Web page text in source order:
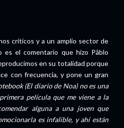
críticos y a un amplio sector de
es el comentario que hizo Pâblo
en su totalidad porque
con frecuencia, y pone un gran
(El diario de Noa) no es una
película que me viene a la
alguna a una joven que
es infalible, y ahí están